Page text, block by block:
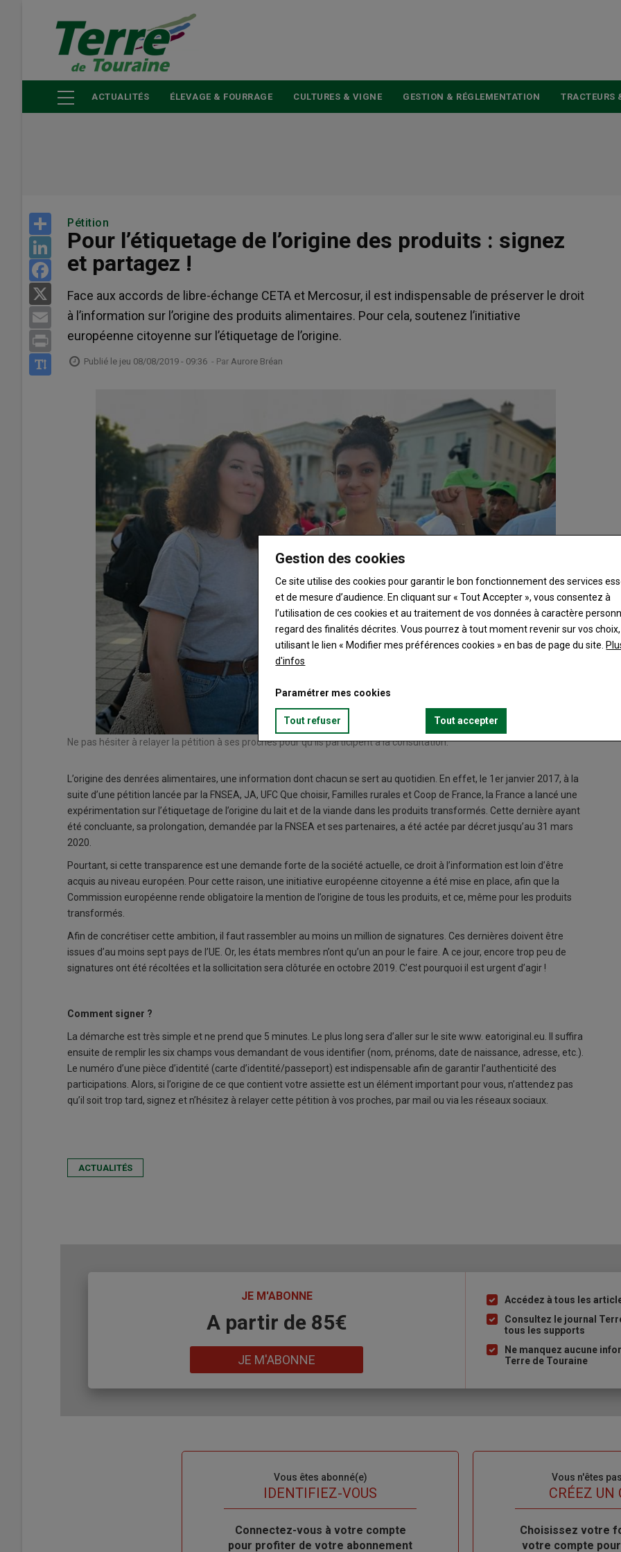
principal
ACTUALITÉS ÉLEVAGE & FOURRAGE CULTURES & VIGNE GESTION & RÉGLEMENTATION TRACTEURS
Share
LinkedIn
Facebook
Email
Print
Pétition
Pour l’étiquetage de l’origine des produits : signez
et partagez !
Face aux accords de libre-échange CETA et Mercosur, il est indispensable de préserver le droit
à l’information sur l’origine des produits alimentaires. Pour cela, soutenez l’initiative
européenne citoyenne sur l’étiquetage de l’origine.
Publié le jeu 08/08/2019 - 09:36 - Par Aurore Bréan
Ne pas hésiter à relayer la pétition à ses proches pour qu’ils participent à la consultation.
L’origine des denrées alimentaires, une information dont chacun se sert au quotidien. En effet, le 1er janvier 2017, à la
suite d’une pétition lancée par la FNSEA, JA, UFC Que choisir, Familles rurales et Coop de France, la France a lancé une
expérimentation sur l’étiquetage de l’origine du lait et de la viande dans les produits transformés. Cette dernière ayant
été concluante, sa prolongation, demandée par la FNSEA et ses partenaires, a été actée par décret jusqu’au 31 mars
2020.
Pourtant, si cette transparence est une demande forte de la société actuelle, ce droit à l’information est loin d’être
acquis au niveau européen. Pour cette raison, une initiative européenne citoyenne a été mise en place, afin que la
Commission européenne rende obligatoire la mention de l’origine de tous les produits, et ce, même pour les produits
transformés.
Afin de concrétiser cette ambition, il faut rassembler au moins un million de signatures. Ces dernières doivent être
issues d’au moins sept pays de l’UE. Or, les états membres n’ont qu’un an pour le faire. A ce jour, encore trop peu de
signatures ont été récoltées et la sollicitation sera clôturée en octobre 2019. C’est pourquoi il est urgent d’agir !
Comment signer ?
La démarche est très simple et ne prend que 5 minutes. Le plus long sera d’aller sur le site www. eatoriginal.eu. Il suffira
ensuite de remplir les six champs vous demandant de vous identifier (nom, prénoms, date de naissance, adresse, etc.).
Le numéro d’une pièce d’identité (carte d’identité/passeport) est indispensable afin de garantir l’authenticité des
participations. Alors, si l’origine de ce que contient votre assiette est un élément important pour vous, n’attendez pas
qu’il soit trop tard, signez et n’hésitez à relayer cette pétition à vos proches, par mail ou via les réseaux sociaux.
ACTUALITÉS
JE M'ABONNE
A partir de 85€
JE M'ABONNE
Liste
à
puce
Accédez à tous les
Consultez le journal
tous les supports
Ne manquez aucune
Terre de Touraine
Vous êtes abonné(e)
IDENTIFIEZ-VOUS
Body
Connectez-vous à votre compte
pour profiter de votre abonnement
Vous n'êtes
TITRECRÉEZ UN
Body
Choisissez votre
votre compte
Gestion des cookies
Ce site utilise des cookies pour garantir le bon fonctionnement des services
et de mesure d’audience. En cliquant sur « Tout Accepter », vous consentez à
l’utilisation de ces cookies et au traitement de vos données à caractère
regard des finalités décrites. Vous pourrez à tout moment revenir sur vos
utilisant le lien « Modifier mes préférences cookies » en bas de page du site.
d'infos
Paramétrer mes cookies
Tout refuser Tout accepter